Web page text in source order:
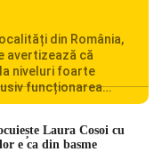
din România,
avertizează că
niveluri foarte
funcționarea
se confruntă
din punct de vedere
Laura Cosoi cu
e ca din basme